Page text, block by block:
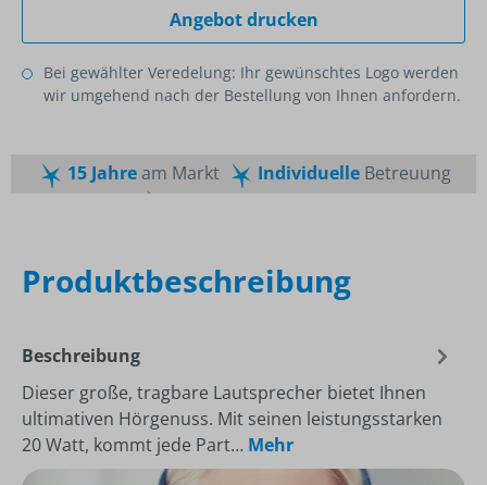
Angebot drucken
Bei gewählter Veredelung: Ihr gewünschtes Logo werden
wir umgehend nach der Bestellung von Ihnen anfordern.
15 Jahream Markt IndividuelleBetreuung
Produktbeschreibung
Beschreibung
Dieser große, tragbare Lautsprecher bietet Ihnen
ultimativen Hörgenuss. Mit seinen leistungsstarken
20 Watt, kommt jede Part… Mehr